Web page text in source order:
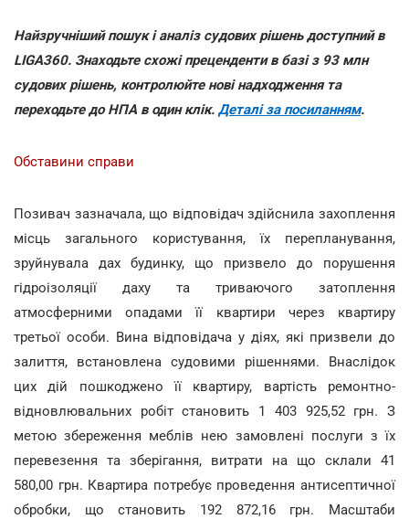
Найзручніший пошук і аналіз судових рішень доступний в
LIGA360. Знаходьте схожі преценденти в базі з 93 млн
судових рішень, контролюйте нові надходження та
переходьте до НПА в один клік. Деталі за посиланням.
Обставини справи
Позивач зазначала, що відповідач здійснила захоплення
місць загального користування, їх перепланування,
зруйнувала дах будинку, що призвело до порушення
гідроізоляції даху та триваючого затоплення
атмосферними опадами її квартири через квартиру
третьої особи. Вина відповідача у діях, які призвели до
залиття, встановлена судовими рішеннями. Внаслідок
цих дій пошкоджено її квартиру, вартість ремонтно-
відновлювальних робіт становить 1 403 925,52 грн. З
метою збереження меблів нею замовлені послуги з їх
перевезення та зберігання, витрати на що склали 41
580,00 грн. Квартира потребує проведення антисептичної
обробки, що становить 192 872,16 грн. Масштаби